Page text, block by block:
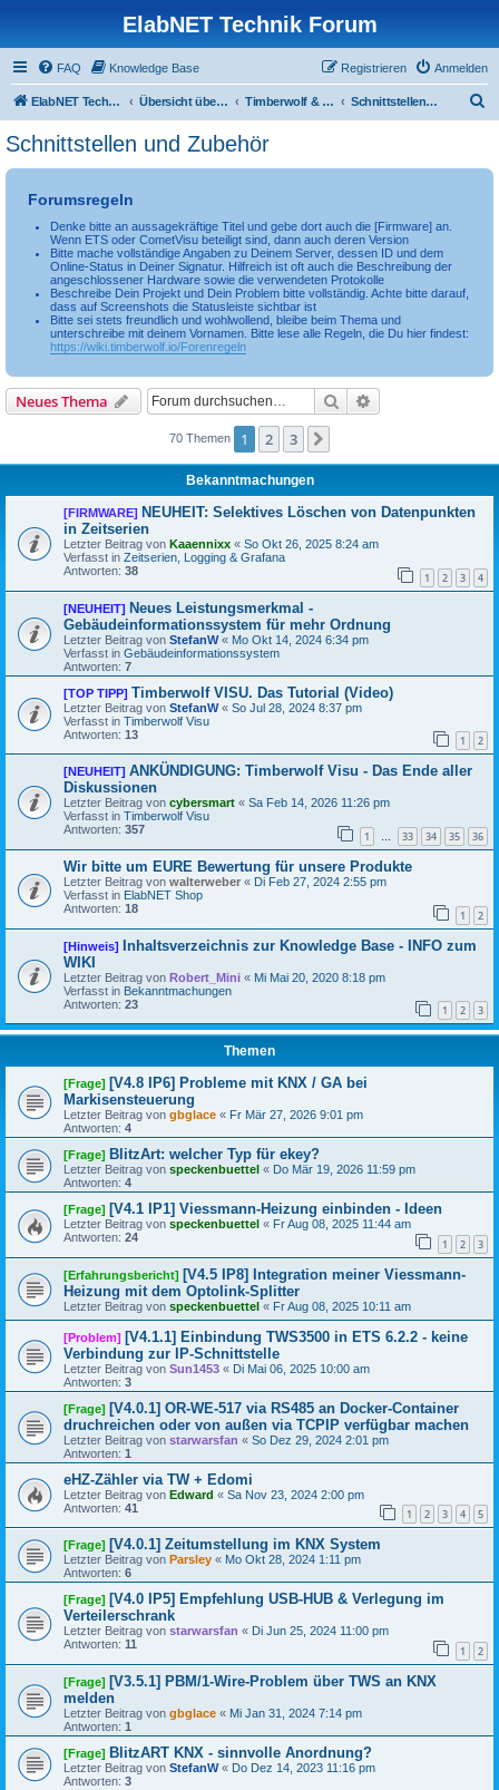
ElabNET Technik Forum
FAQ Knowledge Base Anmelden
Registrieren
ElabNET Technik Forum Übersicht über forum.timberwolf.io Timberwolf & WireGate Server Schnittstellen und Zubehör
Schnittstellen und Zubehör
Forumsregeln
Denke bitte an aussagekräftige Titel und gebe dort auch die [Firmware] an.
Wenn ETS oder CometVisu beteiligt sind, dann auch deren Version
Bitte mache vollständige Angaben zu Deinem Server, dessen ID und dem
Online-Status in Deiner Signatur. Hilfreich ist oft auch die Beschreibung der
angeschlossener Hardware sowie die verwendeten Protokolle
Beschreibe Dein Projekt und Dein Problem bitte vollständig. Achte bitte darauf,
dass auf Screenshots die Statusleiste sichtbar ist
Bitte sei stets freundlich und wohlwollend, bleibe beim Thema und
unterschreibe mit deinem Vornamen. Bitte lese alle Regeln, die Du hier findest:
https://wiki.timberwolf.io/Forenregeln
Neues Thema Suche
70 Themen 1 2 3
Bekanntmachungen
[FIRMWARE] NEUHEIT: Selektives Löschen von Datenpunkten
in Zeitserien
Letzter Beitrag von Kaaennixx « So Okt 26, 2025 8:24 am
Verfasst in Zeitserien, Logging & Grafana
Antworten: 38 1 2 3 4
[NEUHEIT] Neues Leistungsmerkmal -
Gebäudeinformationssystem für mehr Ordnung
Letzter Beitrag von StefanW« Mo Okt 14, 2024 6:34 pm
Verfasst in Gebäudeinformationssystem
Antworten: 7
[TOP TIPP] Timberwolf VISU. Das Tutorial (Video)
Letzter Beitrag von StefanW« So Jul 28, 2024 8:37 pm
Verfasst in Timberwolf Visu
Antworten: 13 1 2
[NEUHEIT] ANKÜNDIGUNG: Timberwolf Visu - Das Ende aller
Diskussionen
Letzter Beitrag von cybersmart « Sa Feb 14, 2026 11:26 pm
Verfasst in Timberwolf Visu
Antworten: 357 1 … 33 34 35 36
Wir bitte um EURE Bewertung für unsere Produkte
Letzter Beitrag von walterweber « Di Feb 27, 2024 2:55 pm
Verfasst in ElabNET Shop
Antworten: 18 1 2
[Hinweis] Inhaltsverzeichnis zur Knowledge Base - INFO zum
WIKI
Letzter Beitrag von Robert_Mini « Mi Mai 20, 2020 8:18 pm
Verfasst in Bekanntmachungen
Antworten: 23 1 2 3
Themen
[Frage] [V4.8 IP6] Probleme mit KNX / GA bei
Markisensteuerung
Letzter Beitrag von gbglace « Fr Mär 27, 2026 9:01 pm
Antworten: 4
[Frage] BlitzArt: welcher Typ für ekey?
Letzter Beitrag von speckenbuettel « Do Mär 19, 2026 11:59 pm
Antworten: 4
[Frage] [V4.1 IP1] Viessmann-Heizung einbinden - Ideen
Letzter Beitrag von speckenbuettel « Fr Aug 08, 2025 11:44 am
Antworten: 24 1 2 3
[Erfahrungsbericht] [V4.5 IP8] Integration meiner Viessmann-
Heizung mit dem Optolink-Splitter
Letzter Beitrag von speckenbuettel « Fr Aug 08, 2025 10:11 am
[Problem] [V4.1.1] Einbindung TWS3500 in ETS 6.2.2 - keine
Verbindung zur IP-Schnittstelle
Letzter Beitrag von Sun1453 « Di Mai 06, 2025 10:00 am
Antworten: 3
[Frage] [V4.0.1] OR-WE-517 via RS485 an Docker-Container
druchreichen oder von außen via TCPIP verfügbar machen
Letzter Beitrag von starwarsfan « So Dez 29, 2024 2:01 pm
Antworten: 1
eHZ-Zähler via TW + Edomi
Letzter Beitrag von Edward « Sa Nov 23, 2024 2:00 pm
Antworten: 41 1 2 3 4 5
[Frage] [V4.0.1] Zeitumstellung im KNX System
Letzter Beitrag von Parsley « Mo Okt 28, 2024 1:11 pm
Antworten: 6
[Frage] [V4.0 IP5] Empfehlung USB-HUB & Verlegung im
Verteilerschrank
Letzter Beitrag von starwarsfan « Di Jun 25, 2024 11:00 pm
Antworten: 11 1 2
[Frage] [V3.5.1] PBM/1-Wire-Problem über TWS an KNX
melden
Letzter Beitrag von gbglace « Mi Jan 31, 2024 7:14 pm
Antworten: 1
[Frage] BlitzART KNX - sinnvolle Anordnung?
Letzter Beitrag von StefanW« Do Dez 14, 2023 11:16 pm
Antworten: 3